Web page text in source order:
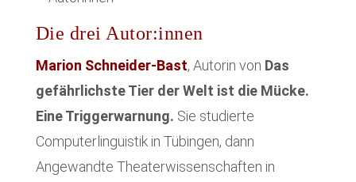
Die drei Autor:innen
Marion Schneider-Bast, Autorin von Das
gefährlichste Tier der Welt ist die Mücke.
Eine Triggerwarnung. Sie studierte
Computerlinguistik in Tübingen, dann
Angewandte Theaterwissenschaften in